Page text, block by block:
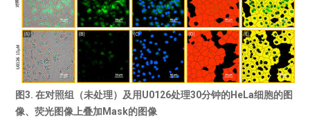
图3. 在对照组（未处理）及用U0126处理30分钟的HeLa细胞的图
像、荧光图像上叠加 Mask的图像